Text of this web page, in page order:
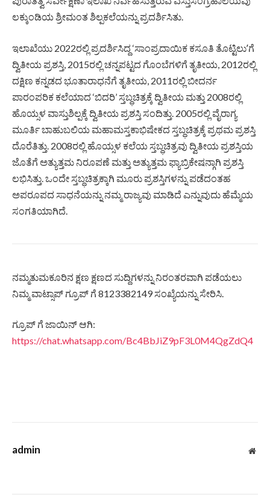
ಲಕ್ಕುಂಡಿಯ ಶ್ರೀಮಂತ ಶಿಲ್ಪಕಲೆಯನ್ನು ಪ್ರದರ್ಶಿಸಿತು.
ಇಲಾಖೆಯು 2022ರಲ್ಲಿ ಪ್ರದರ್ಶಿಸಿದ್ದ ‘ಸಾಂಪ್ರದಾಯಿಕ ಕಸೂತಿ ತೊಟ್ಟಿಲುʼಗೆ
ದ್ವಿತೀಯ ಪ್ರಶಸ್ತಿ, 2015ರಲ್ಲಿ ಚನ್ನಪಟ್ಟದ ಗೊಂಬೆಗಳಿಗೆ ತೃತೀಯ, 2012ರಲ್ಲಿ
ದಕ್ಷಿಣ ಕನ್ನಡದ ಭೂತಾರಾಧನೆಗೆ ತೃತೀಯ, 2011ರಲ್ಲಿ ಬೀದರ್ನ
ಪಾರಂಪರಿಕ ಕಲೆಯಾದ ‘ಬಿದರಿ’ ಸ್ತಬ್ಧಚಿತ್ರಕ್ಕೆ ದ್ವಿತೀಯ ಮತ್ತು 2008ರಲ್ಲಿ
ಹೊಯ್ಸಳ ವಾಸ್ತುಶಿಲ್ಪಕ್ಕೆ ದ್ವಿತೀಯ ಪ್ರಶಸ್ತಿ ಸಂದಿತ್ತು. 2005ರಲ್ಲಿ ವೈರಾಗ್ಯ
ಮೂರ್ತಿ ಬಾಹುಬಲಿಯ ಮಹಾಮಸ್ತಕಾಭಿಷೇಕದ ಸ್ತಬ್ಧಚಿತ್ರಕ್ಕೆ ಪ್ರಥಮ ಪ್ರಶಸ್ತಿ
ದೊರೆತಿತ್ತು. 2008ರಲ್ಲಿ ಹೊಯ್ಸಳ ಕಲೆಯ ಸ್ತಬ್ಧಚಿತ್ರವು ದ್ವಿತೀಯ ಪ್ರಶಸ್ತಿಯ
ಜೊತೆಗೆ ಅತ್ಯುತ್ತಮ ನಿರೂಪಣೆ ಮತ್ತು ಅತ್ಯುತ್ತಮ ಫ್ಯಾಬ್ರಿಕೇಷನ್ಗಾಗಿ ಪ್ರಶಸ್ತಿ
ಲಭಿಸಿತ್ತು. ಒಂದೇ ಸ್ತಬ್ಧಚಿತ್ರಕ್ಕಾಗಿ ಮೂರು ಪ್ರಶಸ್ತಿಗಳನ್ನು ಪಡೆದಂತಹ
ಅಪರೂಪದ ಸಾಧನೆಯನ್ನು ನಮ್ಮ ರಾಜ್ಯವು ಮಾಡಿದೆ ಎನ್ನುವುದು ಹೆಮ್ಮೆಯ
ಸಂಗತಿಯಾಗಿದೆ.
ನಮ್ಮತುಮಕೂರಿನ ಕ್ಷಣ ಕ್ಷಣದ ಸುದ್ದಿಗಳನ್ನು ನಿರಂತರವಾಗಿ ಪಡೆಯಲು
ನಿಮ್ಮ ವಾಟ್ಸಾಪ್ ಗ್ರೂಪ್ ಗೆ 8123382149 ಸಂಖ್ಯೆಯನ್ನು ಸೇರಿಸಿ.
ಗ್ರೂಪ್ ಗೆ ಜಾಯಿನ್ ಆಗಿ:
https://chat.whatsapp.com/Bc4BbJiZ9pF3L0M4QgZdQ4
admin